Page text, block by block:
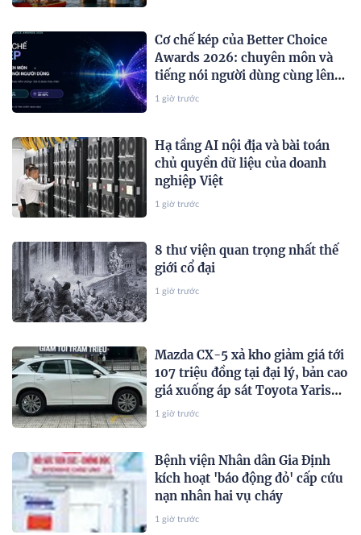
Cơ chế kép của Better Choice
Awards 2026: chuyên môn và
tiếng nói người dùng cùng lên
tiếng
1 giờ trước
Hạ tầng AI nội địa và bài toán
chủ quyền dữ liệu của doanh
nghiệp Việt
1 giờ trước
8 thư viện quan trọng nhất thế
giới cổ đại
1 giờ trước
Mazda CX-5 xả kho giảm giá tới
107 triệu đồng tại đại lý, bản cao
giá xuống áp sát Toyota Yaris
Cross
1 giờ trước
Bệnh viện Nhân dân Gia Định
kích hoạt 'báo động đỏ' cấp cứu
nạn nhân hai vụ cháy
1 giờ trước